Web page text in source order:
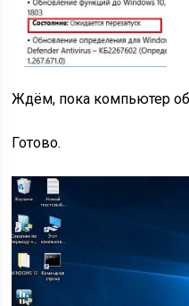
Ждём, пока компьютер
Готово.